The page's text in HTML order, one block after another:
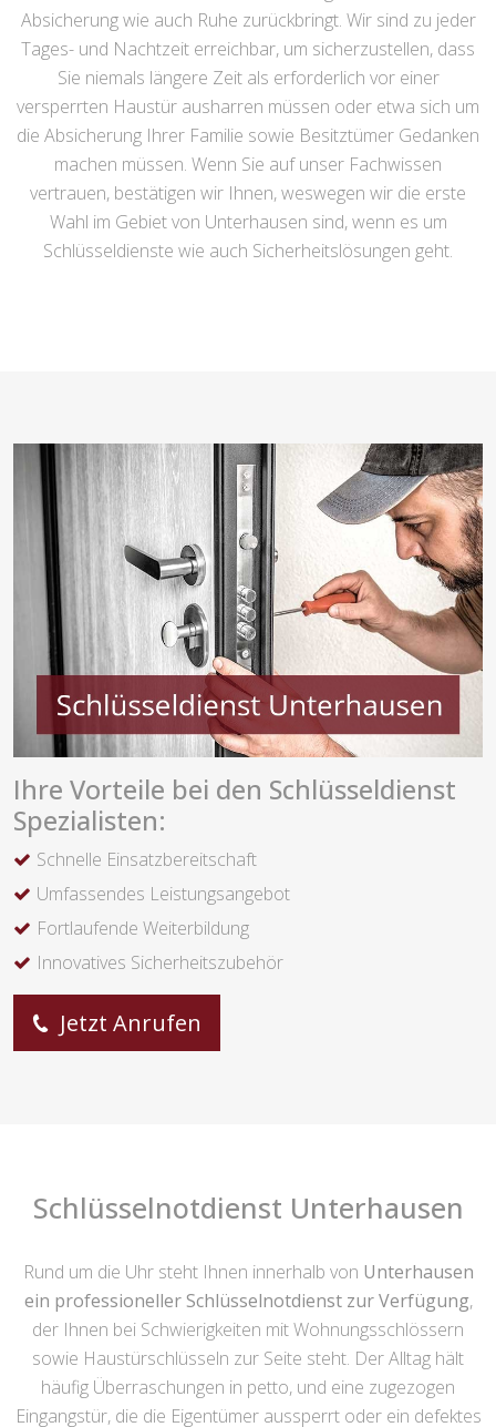
Absicherung wie auch Ruhe zurückbringt. Wir sind zu jeder
Tages- und Nachtzeit erreichbar, um sicherzustellen, dass
Sie niemals längere Zeit als erforderlich vor einer
versperrten Haustür ausharren müssen oder etwa sich um
die Absicherung Ihrer Familie sowie Besitztümer Gedanken
machen müssen. Wenn Sie auf unser Fachwissen
vertrauen, bestätigen wir Ihnen, weswegen wir die erste
Wahl im Gebiet von Unterhausen sind, wenn es um
Schlüsseldienste wie auch Sicherheitslösungen geht.
Ihre Vorteile bei den Schlüsseldienst
Spezialisten:
Schnelle Einsatzbereitschaft
Umfassendes Leistungsangebot
Fortlaufende Weiterbildung
Innovatives Sicherheitszubehör
Jetzt Anrufen
Schlüsselnotdienst Unterhausen
Rund um die Uhr steht Ihnen innerhalb von Unterhausen
ein professioneller Schlüsselnotdienst zur Verfügung,
der Ihnen bei Schwierigkeiten mit Wohnungsschlössern
sowie Haustürschlüsseln zur Seite steht. Der Alltag hält
häufig Überraschungen in petto, und eine zugezogen
Eingangstür, die die Eigentümer aussperrt oder ein defektes